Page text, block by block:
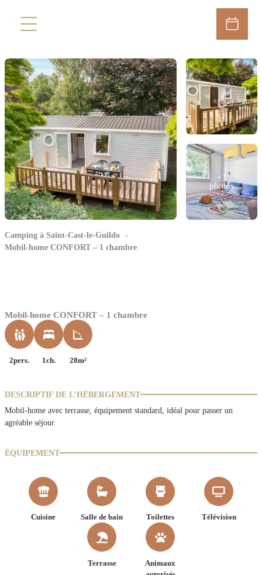
+3
photos
Camping à Saint-Cast-le-Guildo
Mobil-home CONFORT – 1 chambre
Mobil-home CONFORT – 1 chambre
2pers. 1ch. 28m²
DESCRIPTIF DE L’HÉBERGEMENT
Mobil-home avec terrasse, équipement standard, idéal pour passer un
agréable séjour.
ÉQUIPEMENT
Cuisine Salle de bain Toilettes Télévision
Terrasse
Animaux